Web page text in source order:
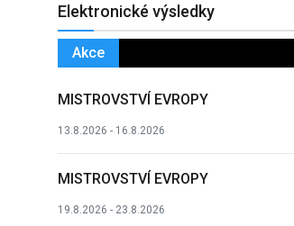
Elektronické výsledky
Akce
MISTROVSTVÍ EVROPY
13.8.2026 - 16.8.2026
MISTROVSTVÍ EVROPY
19.8.2026 - 23.8.2026